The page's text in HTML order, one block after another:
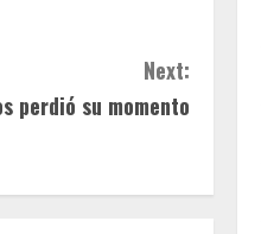
Next:
perdió su momento